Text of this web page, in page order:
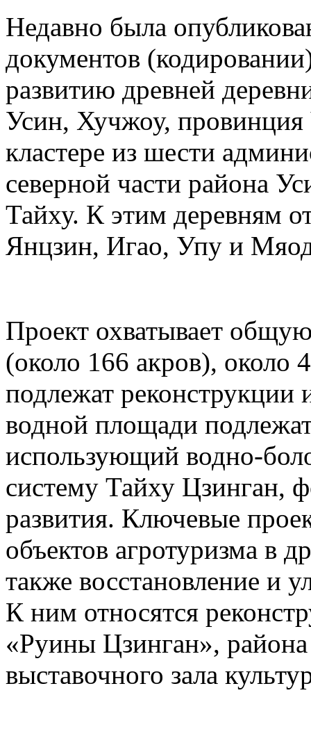
Недавно была
документов
развитию древней
Усин, Хучжоу,
кластере из шести
северной части района
Тайху. К этим деревням
Янцзин, Игао, Упу и
Проект охватывает
(около 166 акров), около
подлежат реконструкции
водной площади
использующий водно-
систему Тайху Цзинган,
развития. Ключевые
объектов агротуризма в
также восстановление и
К ним относятся
«Руины Цзинган»,
выставочного зала